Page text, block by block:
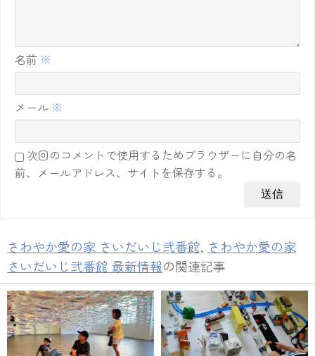
名前 ※
メール ※
次回のコメントで使用するためブラウザーに自分の名
前、メールアドレス、サイトを保存する。
さわやか愛の家 さいだいじ弐番館, さわやか愛の家
さいだいじ弐番館 最新情報の関連記事